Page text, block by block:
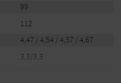
99
112
4,47 / 4,54 / 4,57 / 4,67
3,3/3,3